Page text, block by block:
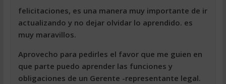
felicitaciones, es una manera muy importante de ir
actualizando y no dejar olvidar lo aprendido. es
muy maravillos.
Aprovecho para pedirles el favor que me guien en
que parte puedo aprender las funciones y
obligaciones de un Gerente -representante legal.